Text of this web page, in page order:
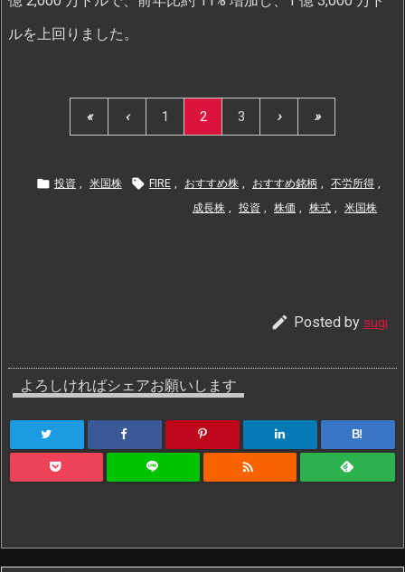
ルを上回りました。
« ‹ 1 2 3 › »
 投資 , 米国株  FIRE , おすすめ株 , おすすめ銘柄 , 不労所得 ,
成長株 , 投資 , 株価 , 株式 , 米国株
 Posted by sugi
よろしければシェアお願いします
B!
